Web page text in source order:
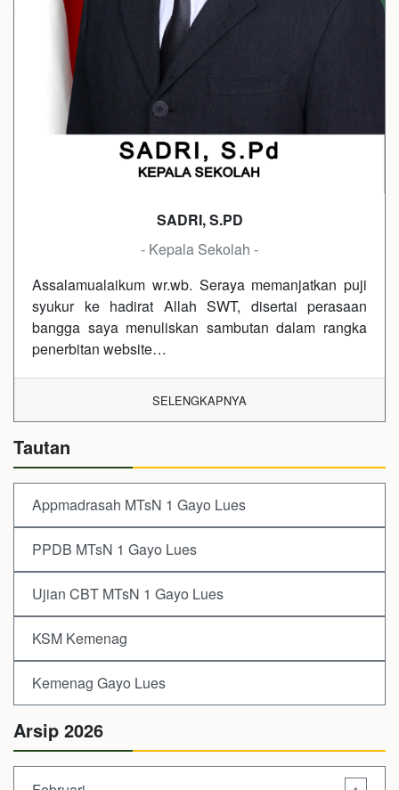
SADRI, S.PD
- Kepala Sekolah -
Assalamualaikum wr.wb. Seraya memanjatkan puji
syukur ke hadirat Allah SWT, disertai perasaan
bangga saya menuliskan sambutan dalam rangka
penerbitan website…
SELENGKAPNYA
Tautan
Appmadrasah MTsN 1 Gayo Lues
PPDB MTsN 1 Gayo Lues
Ujian CBT MTsN 1 Gayo Lues
KSM Kemenag
Kemenag Gayo Lues
Arsip 2026